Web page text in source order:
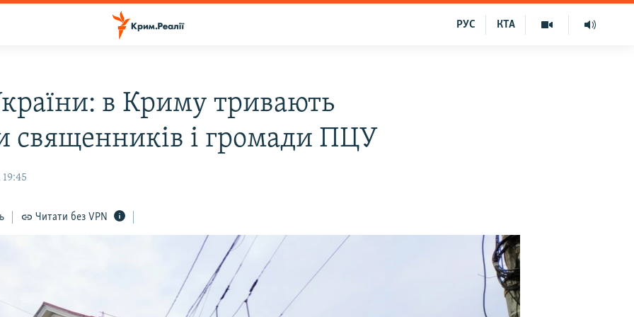
КТА
РУС
в Криму тривають
священників і громади ПЦУ
Читати без VPN